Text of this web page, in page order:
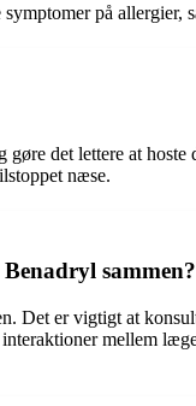
på allergier,
det lettere at
næse.
sammen?
er vigtigt at
mellem